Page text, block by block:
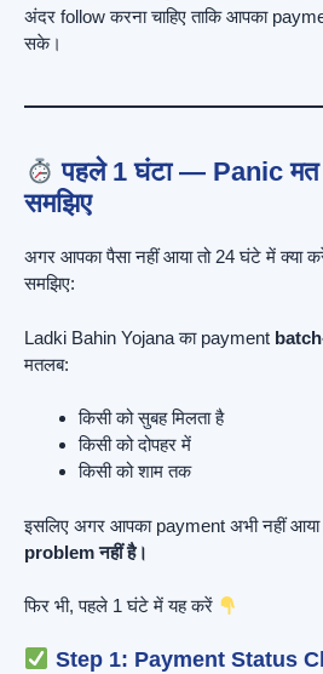
अंदर follow करना चाहिए ताकि आपका
सके।
पहले 1 घंटा — Panic मत
समझिए
अगर आपका पैसा नहीं आया तो 24 घंटे में क्या
समझिए:
Ladki Bahin Yojana का payment
मतलब:
किसी को सुबह मिलता है
किसी को दोपहर में
किसी को शाम तक
इसलिए अगर आपका payment अभी नहीं आया
problem नहीं है।
फिर भी, पहले 1 घंटे में यह करें
Step 1: Payment Status